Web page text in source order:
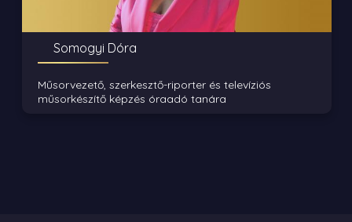
Somogyi Dóra
Műsorvezető, szerkesztő-riporter és televíziós
műsorkészítő képzés óraadó tanára